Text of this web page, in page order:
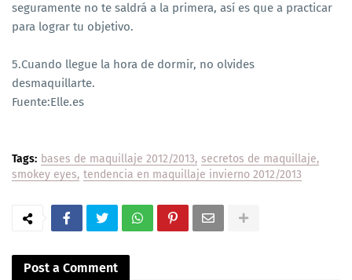
seguramente no te saldrá a la primera, así es que a practicar
para lograr tu objetivo.
5.Cuando llegue la hora de dormir, no olvides
desmaquillarte.
Fuente:Elle.es
Tags: bases de maquillaje 2012/2013 secretos de maquillaje
smokey eyes tendencia en maquillaje invierno 2012/2013
Post a Comment